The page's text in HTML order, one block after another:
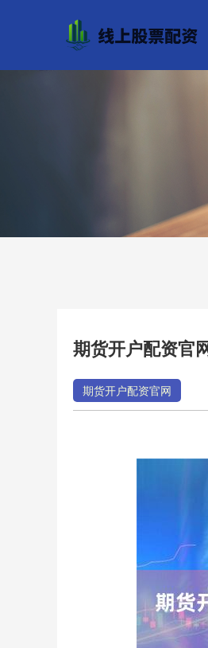
期货开户配资官
期货开户配资官网